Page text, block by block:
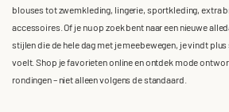
blouses tot zwemkleding, lingerie, sportkleding, extra
accessoires. Of je nu op zoek bent naar een nieuwe
stijlen die de hele dag met je meebewegen, je vindt
voelt. Shop je favorieten online en ontdek mode
rondingen – niet alleen volgens de standaard.